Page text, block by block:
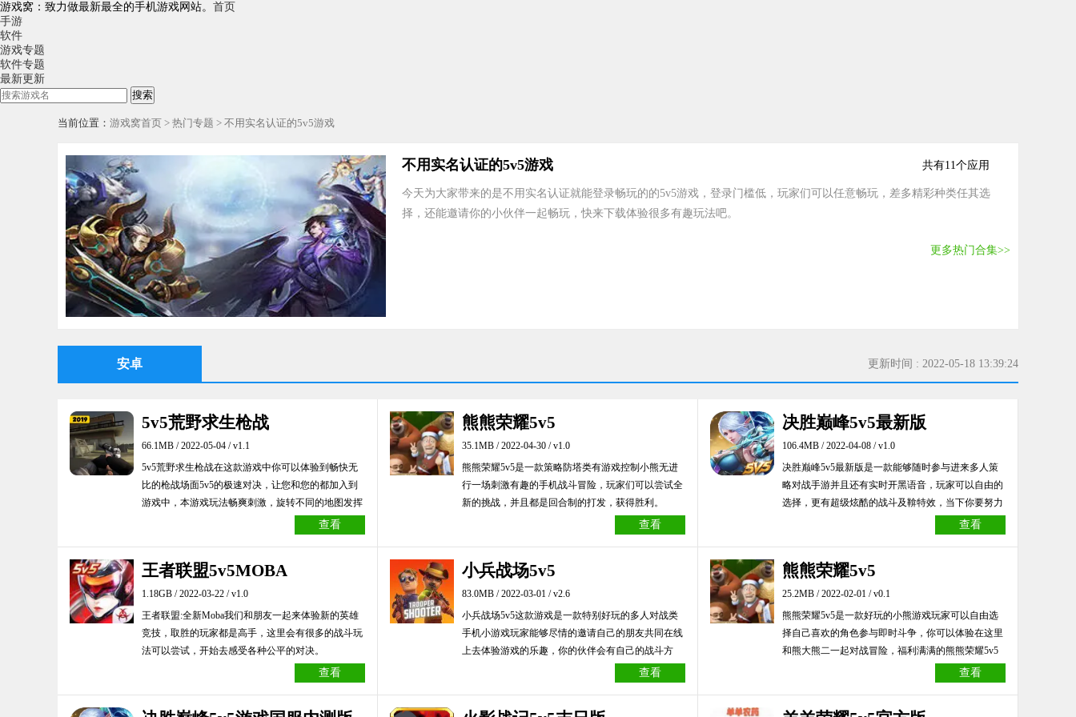
游戏窝：致力做最新最全的手机游戏网站。 首页
手游
软件
游戏专题
软件专题
最新更新
搜索
当前位置： 游戏窝首页 > 热门专题 > 不用实名认证的5v5游戏
不用实名认证的5v5游戏 共有11个应用
今天为大家带来的是不用实名认证就能登录畅玩的的5v5游戏，登录门槛低，玩家们可以任意畅玩，差多精彩种类任其选
择，还能邀请你的小伙伴一起畅玩，快来下载体验很多有趣玩法吧。
更多热门合集>>
安卓 更新时间 : 2022-05-18 13:39:24
5v5荒野求生枪战
66.1MB / 2022-05-04 / v1.1
5v5荒野求生枪战在这款游戏中你可以体验到畅快无
比的枪战场面5v5的极速对决，让您和您的都加入到
游戏中，本游戏玩法畅爽刺激，旋转不同的地图发挥
你们的实力赢得比赛，游戏内的各种玩法操作都是会
查看
熊熊荣耀5v5
35.1MB / 2022-04-30 / v1.0
熊熊荣耀5v5是一款策略防塔类有游戏控制小熊无进
行一场刺激有趣的手机战斗冒险，玩家们可以尝试全
新的挑战，并且都是回合制的打发，获得胜利。
查看
决胜巅峰5v5最新版
106.4MB / 2022-04-08 / v1.0
决胜巅峰5v5最新版是一款能够随时参与进来多人策
略对战手游并且还有实时开黑语音，玩家可以自由的
选择，更有超级炫酷的战斗及鞥特效，当下你要努力
提升英雄等级，感兴趣的玩家可以下载决胜巅峰5v5
查看
王者联盟5v5MOBA
1.18GB / 2022-03-22 / v1.0
王者联盟:全新Moba我们和朋友一起来体验新的英雄
竞技，取胜的玩家都是高手，这里会有很多的战斗玩
法可以尝试，开始去感受各种公平的对决。
查看
小兵战场5v5
83.0MB / 2022-03-01 / v2.6
小兵战场5v5这款游戏是一款特别好玩的多人对战类
手机小游戏玩家能够尽情的邀请自己的朋友共同在线
上去体验游戏的乐趣，你的伙伴会有自己的战斗方
查看
熊熊荣耀5v5
25.2MB / 2022-02-01 / v0.1
熊熊荣耀5v5是一款好玩的小熊游戏玩家可以自由选
择自己喜欢的角色参与即时斗争，你可以体验在这里
和熊大熊二一起对战冒险，福利满满的熊熊荣耀5v5
游戏还有各色皮肤和道具赠送给你，欢迎大家来下
查看